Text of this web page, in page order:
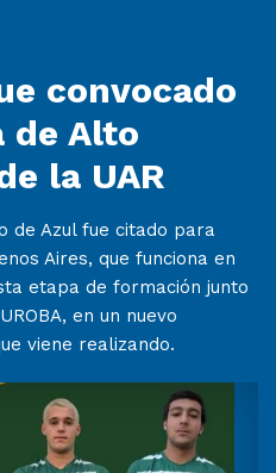
convocado
de Alto
la UAR
de Azul fue citado para
Aires, que funciona en
etapa de formación junto
en un nuevo
viene realizando.